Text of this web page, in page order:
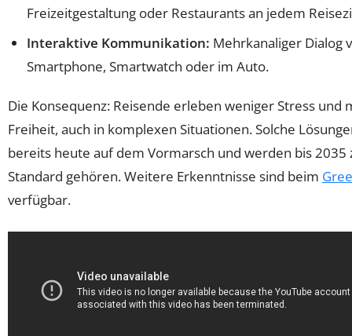
Freizeitgestaltung oder Restaurants an jedem
Interaktive Kommunikation: Mehrkanaliger Dialog
Smartphone, Smartwatch oder im Auto.
Die Konsequenz: Reisende erleben weniger Stress und
Freiheit, auch in komplexen Situationen. Solche
bereits heute auf dem Vormarsch und werden bis 2035
Standard gehören. Weitere Erkenntnisse sind beim
verfügbar.